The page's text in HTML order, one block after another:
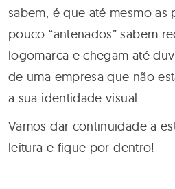
sabem, é que até mesmo as
pouco “antenados” sabem
logomarca e chegam até
de uma empresa que não
a sua identidade visual.
Vamos dar continuidade a
leitura e fique por dentro!